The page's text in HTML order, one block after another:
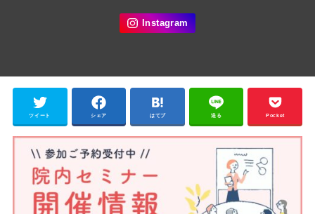
ツイート シェア はてブ 送る Pocket